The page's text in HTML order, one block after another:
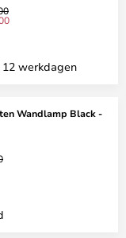
werkdagen
Black -